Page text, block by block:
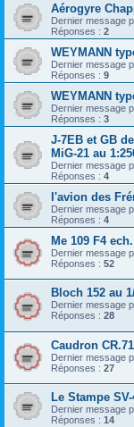
Aérogyre
Dernier message
Réponses : 2
WEYMANN
Dernier message
Réponses : 9
WEYMANN
Dernier message
Réponses : 3
J-7EB et GB
MiG-21 au
Dernier message
Réponses : 4
l'avion des
Dernier message
Réponses : 4
Me 109 F4
Dernier message
Réponses : 52
Bloch 152 au
Dernier message
Réponses : 28
Caudron
Dernier message
Réponses : 27
Le Stampe
Dernier message
Réponses : 14